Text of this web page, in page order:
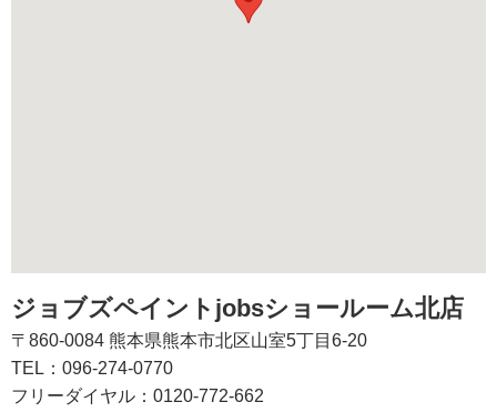
ジョブズペイントjobsショールーム北店
〒860-0084 熊本県熊本市北区山室5丁目6-20
TEL：096-274-0770
フリーダイヤル：0120-772-662